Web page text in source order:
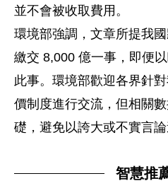
並不會被收取費用。
環境部強調，文章所提我
繳交 8,000 億一事，即便
此事。環境部歡迎各界針
價制度進行交流，但相關
礎，避免以誇大或不實言論
智慧推